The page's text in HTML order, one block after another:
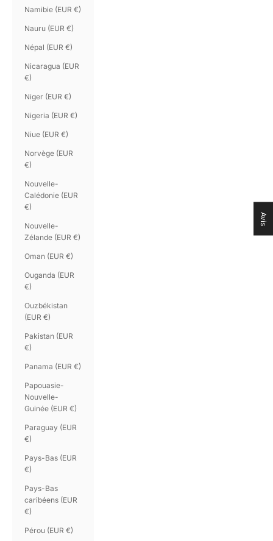
Namibie (EUR €)
Nauru (EUR €)
Népal (EUR €)
Nicaragua (EUR
€)
Niger (EUR €)
Nigeria (EUR €)
Niue (EUR €)
Norvège (EUR
€)
Nouvelle-
Calédonie (EUR
€)
Nouvelle-
Zélande (EUR €)
Oman (EUR €)
Ouganda (EUR
€)
Ouzbékistan
(EUR €)
Pakistan (EUR
€)
Panama (EUR €)
Papouasie-
Nouvelle-
Guinée (EUR €)
Paraguay (EUR
€)
Pays-Bas (EUR
€)
Pays-Bas
caribéens (EUR
€)
Pérou (EUR €)
Avis